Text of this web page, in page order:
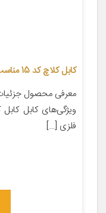
کابل کلاچ کد 15 مناسب برای پژو 405
فلزی […]